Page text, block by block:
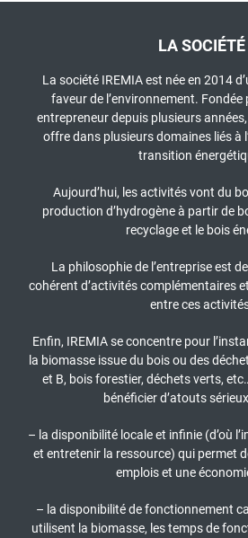
LA SOCIÉTÉ
La société IREMIA est née en 2014
faveur de l’environnement. Fondée
entrepreneur depuis plusieurs
offre dans plusieurs domaines liés à
transition
Aujourd’hui, les activités vont du
production d’hydrogène à partir de
recyclage et le bois
La philosophie de l’entreprise est
cohérent d’activités complémentaires
entre ces
Enfin, IREMIA se concentre pour
la biomasse issue du bois ou des
et B, bois forestier, déchets verts,
bénéficier d’atouts
– la disponibilité locale et infinie (d’où
et entretenir la ressource) qui permet
emplois et une
– la disponibilité de fonctionnement
utilisent la biomasse, les temps de